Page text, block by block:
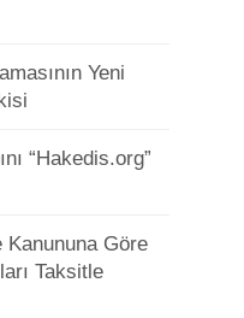
Yeni
“Hakedis.org”
Kanununa Göre
Taksitle